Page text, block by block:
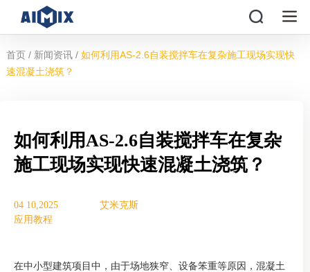
首页 / 新闻资讯 / 如何利用AS-2.6自装搅拌车在复杂施工现场实现快
速混凝土浇筑？
如何利用AS-2.6自装搅拌车在复杂
施工现场实现快速混凝土浇筑？
04 10,2025
艾米克斯
应用教程
在中小型建筑项目中，由于场地狭窄、设备笨重等原因，混凝土